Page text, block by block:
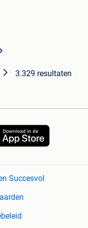
3.329 resultaten
Succesvol